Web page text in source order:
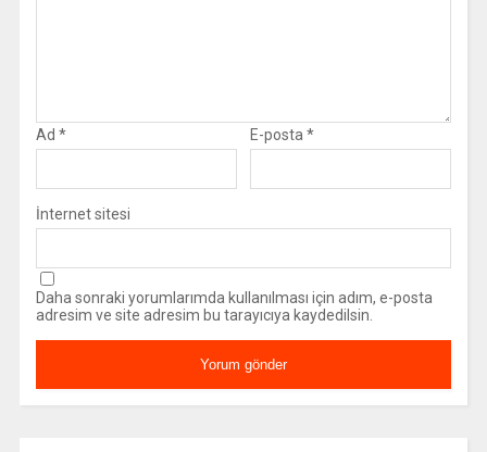
Ad * E-posta *
İnternet sitesi
Daha sonraki yorumlarımda kullanılması için adım, e-posta
adresim ve site adresim bu tarayıcıya kaydedilsin.